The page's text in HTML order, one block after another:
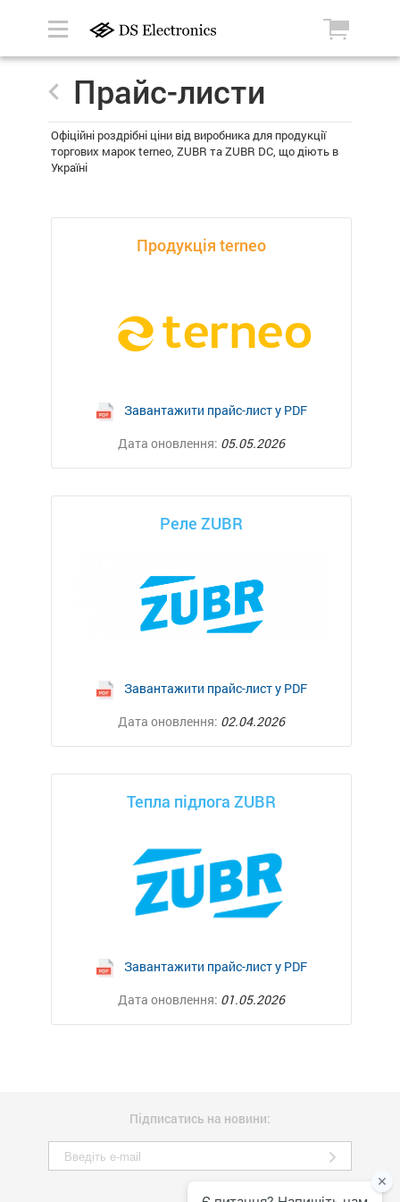
Прайс-листи
Офіційні роздрібні ціни від виробника для продукції
торгових марок terneo, ZUBR та ZUBR DC, що діють в
Україні
Продукція terneo
Завантажити прайс-лист у PDF
Дата оновлення: 05.05.2026
Реле ZUBR
Завантажити прайс-лист у PDF
Дата оновлення: 02.04.2026
Тепла підлога ZUBR
Завантажити прайс-лист у PDF
Дата оновлення: 01.05.2026
Підписатись на новини: